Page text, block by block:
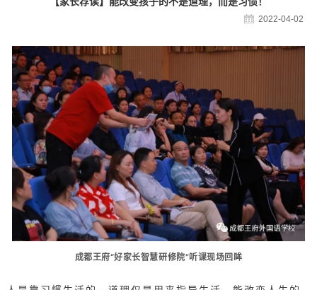
2022-04-02
成都王府“好家长智慧研修院”听课现场回眸